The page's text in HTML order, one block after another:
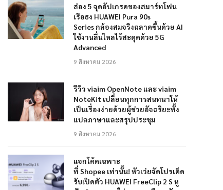
ส่อง 5 จุดอัปเกรดของสมาร์ทโฟน
เรือธง HUAWEI Pura 90s
Series กล้องสมจริงฉลาดขึ้นด้วย AI
ใช้งานลื่นไหลไร้สะดุดด้วย 5G
Advanced
9 สิงหาคม 2026
รีวิว viaim OpenNote และ viaim
NoteKit เปลี่ยนทุกการสนทนาให้
เป็นเรื่องง่ายด้วยผู้ช่วยอัจฉริยะทั้ง
แปลภาษาและสรุปประชุม
9 สิงหาคม 2026
แจกโค้ดเฉพาะ
ที่ Shopee เท่านั้น! หัวเว่ยจัดโปรเด็ด
รับเปิดตัว HUAWEI FreeClip 2 S หู